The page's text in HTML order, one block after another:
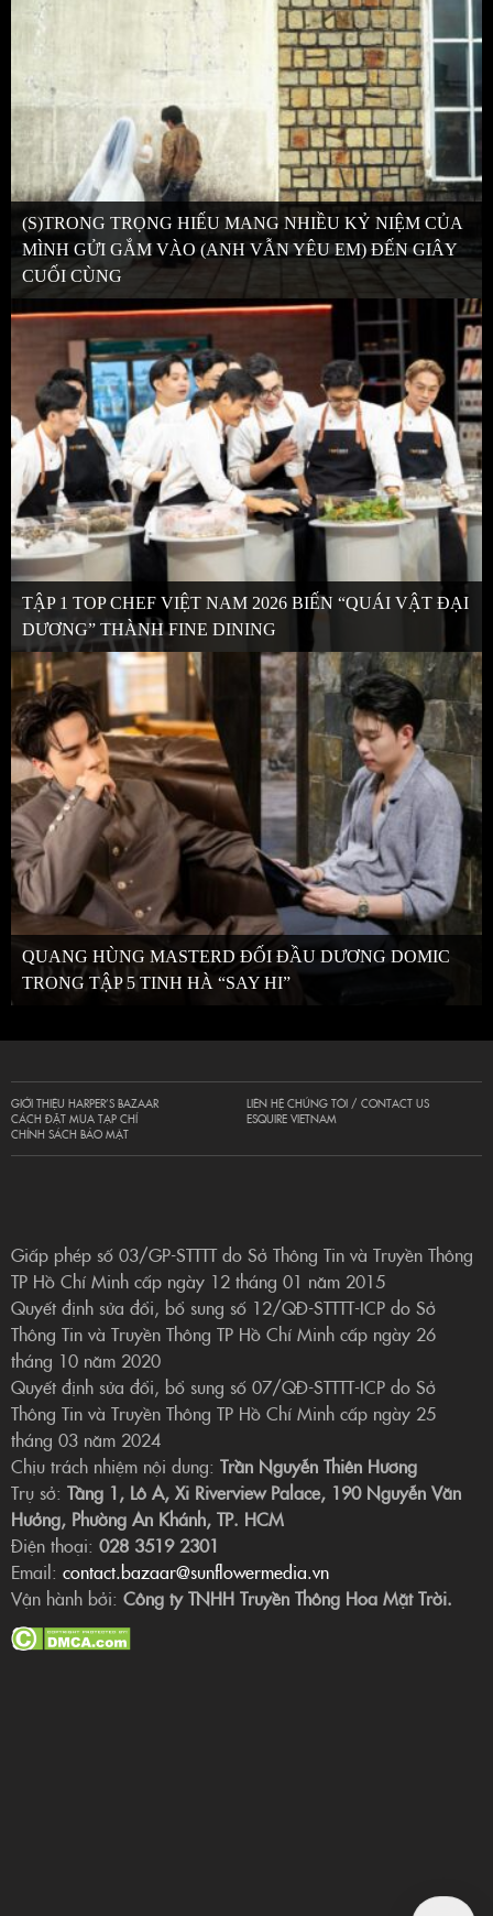
(S)TRONG TRỌNG HIẾU MANG NHIỀU KỶ NIỆM CỦA
MÌNH GỬI GẮM VÀO (ANH VẪN YÊU EM) ĐẾN GIÂY
CUỐI CÙNG
TẬP 1 TOP CHEF VIỆT NAM 2026 BIẾN “QUÁI VẬT ĐẠI
DƯƠNG” THÀNH FINE DINING
QUANG HÙNG MASTERD ĐỐI ĐẦU DƯƠNG DOMIC
TRONG TẬP 5 TINH HÀ “SAY HI”
GIỚI THIỆU HARPER’S BAZAAR
CÁCH ĐẶT MUA TẠP CHÍ
CHÍNH SÁCH BẢO MẬT
LIÊN HỆ CHÚNG TÔI / CONTACT US
ESQUIRE VIETNAM
Giấp phép số 03/GP-STTTT do Sở Thông Tin và Truyền Thông
TP Hồ Chí Minh cấp ngày 12 tháng 01 năm 2015
Quyết định sửa đổi, bổ sung số 12/QĐ-STTTT-ICP do Sở
Thông Tin và Truyền Thông TP Hồ Chí Minh cấp ngày 26
tháng 10 năm 2020
Quyết định sửa đổi, bổ sung số 07/QĐ-STTTT-ICP do Sở
Thông Tin và Truyền Thông TP Hồ Chí Minh cấp ngày 25
tháng 03 năm 2024
Chịu trách nhiệm nội dung: Trần Nguyễn Thiên Hương
Trụ sở: Tầng 1, Lô A, Xi Riverview Palace, 190 Nguyễn Văn
Hưởng, Phường An Khánh, TP. HCM
Điện thoại: 028 3519 2301
Email: contact.bazaar@sunflowermedia.vn
Vận hành bởi: Công ty TNHH Truyền Thông Hoa Mặt Trời.